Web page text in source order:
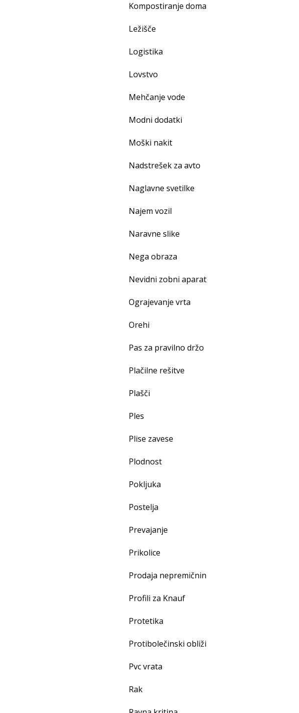
Kompostiranje doma
Ležišče
Logistika
Lovstvo
Mehčanje vode
Modni dodatki
Moški nakit
Nadstrešek za avto
Naglavne svetilke
Najem vozil
Naravne slike
Nega obraza
Nevidni zobni aparat
Ograjevanje vrta
Orehi
Pas za pravilno držo
Plačilne rešitve
Plašči
Ples
Plise zavese
Plodnost
Pokljuka
Postelja
Prevajanje
Prikolice
Prodaja nepremičnin
Profili za Knauf
Protetika
Protibolečinski obliži
Pvc vrata
Rak